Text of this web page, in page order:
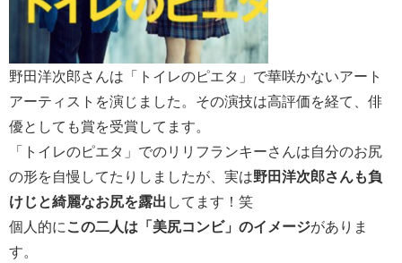
野田洋次郎さんは「トイレのピエタ」で華咲かないアート
アーティストを演じました。その演技は高評価を経て、俳
優としても賞を受賞してます。
「トイレのピエタ」でのリリフランキーさんは自分のお尻
の形を自慢してたりしましたが、実は野田洋次郎さんも負
けじと綺麗なお尻を露出 してます！笑
個人的に この二人は「美尻コンビ」のイメージがありま
す。